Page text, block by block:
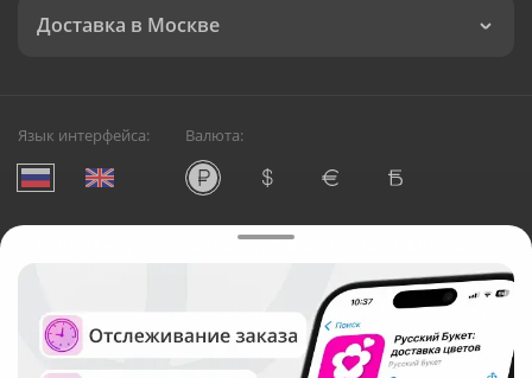
Доставка в Москве
Язык интерфейса: Валюта:
Служба круглосуточной доставки цветов в Москве
Русский Букет, 2026
Общество с ограниченной ответственностью «Технология»
ОГРН: 1195476081745, ИНН: 5410081997
Юридический адрес: г. Новосибирск, ул. Ипподромская,